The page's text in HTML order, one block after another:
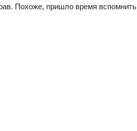
Похоже, пришло время вспомнить